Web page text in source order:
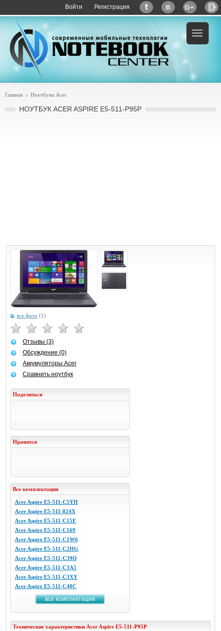
Войти Регистрация
Пример:купить Acer Aspire E5-511-P95P
Главная Ноутбуки Acer
НОУТБУК ACER ASPIRE E5-511-P95P
все фото (1)
Отзывы (3)
Обсуждение (0)
Аккумуляторы Acer
Сравнить ноутбук
Поделиться
Нравится
Все комплектации
Acer Aspire E5-511-C5YH
Acer Aspire E5-511-824X
Acer Aspire E5-511-C15E
Acer Aspire E5-511-C169
Acer Aspire E5-511-C1W6
Acer Aspire E5-511-C2HG
Acer Aspire E5-511-C39Q
Acer Aspire E5-511-C3A5
Acer Aspire E5-511-C3XY
Acer Aspire E5-511-C40C
все комплектации
Технические характеристики Acer Aspire E5-511-P95P